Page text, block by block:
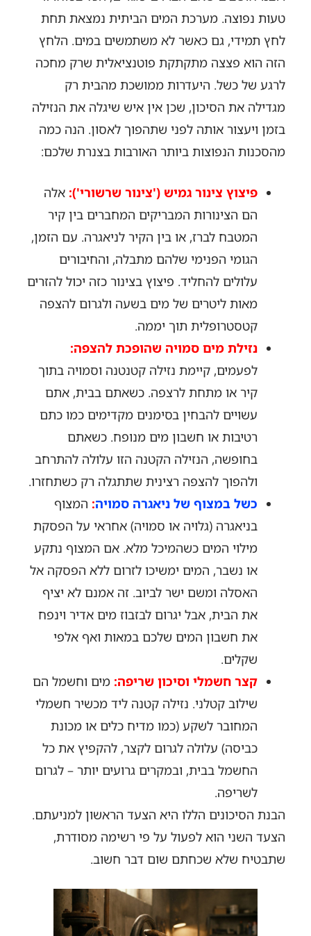
טעות נפוצה. מערכת המים הביתית נמצאת תחת
לחץ תמידי, גם כאשר לא משתמשים במים. הלחץ
הזה הוא פצצה מתקתקת פוטנציאלית שרק מחכה
לרגע של כשל. היעדרות ממושכת מהבית רק
מגדילה את הסיכון, שכן אין איש שיגלה את הנזילה
בזמן ויעצור אותה לפני שתהפוך לאסון. הנה כמה
מהסכנות הנפוצות ביותר האורבות בצנרת שלכם:
פיצוץ צינור גמיש ('צינור שרשורי'): אלה
הם הצינורות המבריקים המחברים בין קיר
המטבח לברז, או בין הקיר לניאגרה. עם הזמן,
הגומי הפנימי שלהם מתבלה, והחיבורים
עלולים להחליד. פיצוץ בצינור כזה יכול להזרים
מאות ליטרים של מים בשעה ולגרום להצפה
קטסטרופלית תוך יממה.
נזילת מים סמויה שהופכת להצפה:
לפעמים, קיימת נזילה קטנטנה וסמויה בתוך
קיר או מתחת לרצפה. כשאתם בבית, אתם
עשויים להבחין בסימנים מקדימים כמו כתם
רטיבות או חשבון מים מנופח. כשאתם
בחופשה, הנזילה הקטנה הזו עלולה להתרחב
ולהפוך להצפה רצינית שתתגלה רק כשתחזרו.
כשל במצוף של ניאגרה סמויה: המצוף
בניאגרה (גלויה או סמויה) אחראי על הפסקת
מילוי המים כשהמיכל מלא. אם המצוף נתקע
או נשבר, המים ימשיכו לזרום ללא הפסקה אל
האסלה ומשם ישר לביוב. זה אמנם לא יציף
את הבית, אבל יגרום לבזבוז מים אדיר וינפח
את חשבון המים שלכם במאות ואף אלפי
שקלים.
קצר חשמלי וסיכון שריפה: מים וחשמל הם
שילוב קטלני. נזילה קטנה ליד מכשיר חשמלי
המחובר לשקע (כמו מדיח כלים או מכונת
כביסה) עלולה לגרום לקצר, להקפיץ את כל
החשמל בבית, ובמקרים גרועים יותר – לגרום
לשריפה.
הבנת הסיכונים הללו היא הצעד הראשון למניעתם.
הצעד השני הוא לפעול על פי רשימה מסודרת,
שתבטיח שלא שכחתם שום דבר חשוב.